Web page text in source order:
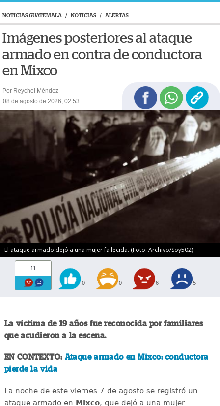
NOTICIAS GUATEMALA / NOTICIAS / ALERTAS
Imágenes posteriores al ataque
armado en contra de conductora
en Mixco
Por Reychel Méndez
08 de agosto de 2026, 02:53
El ataque armado dejó a una mujer fallecida. (Foto: Archivo/Soy502)
11
0 0 6 5
La víctima de 19 años fue reconocida por familiares
que acudieron a la escena.
EN CONTEXTO: Ataque armado en Mixco: conductora
pierde la vida
La noche de este viernes 7 de agosto se registró un
ataque armado en Mixco, que dejó a una mujer